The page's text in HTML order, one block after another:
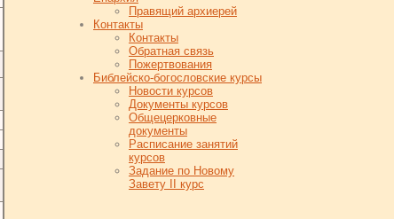
Правящий архиерей
Контакты
Контакты
Обратная связь
Пожертвования
Библейско-богословские курсы
Новости курсов
Документы курсов
Общецерковные
документы
Расписание занятий
курсов
Задание по Новому
Завету II курс